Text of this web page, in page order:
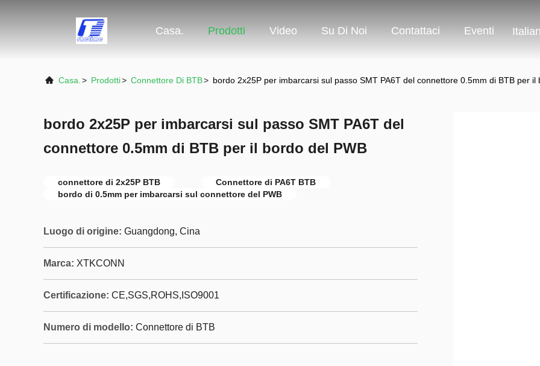
Casa. Prodotti Video Su Di Noi Contattaci Eventi Italian
Casa. > Prodotti> Connettore Di BTB> bordo 2x25P per imbarcarsi sul passo SMT PA6T del connettore 0.5mm di BTB per il
bordo 2x25P per imbarcarsi sul passo SMT PA6T del
connettore 0.5mm di BTB per il bordo del PWB
connettore di 2x25P BTB
Connettore di PA6T BTB
bordo di 0.5mm per imbarcarsi sul connettore del PWB
Luogo di origine: Guangdong, Cina
Marca: XTKCONN
Certificazione: CE,SGS,ROHS,ISO9001
Numero di modello: Connettore di BTB